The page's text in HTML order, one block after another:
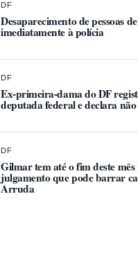
DF
Desaparecimento de pessoas
imediatamente à polícia
DF
Ex-primeira-dama do DF
deputada federal e declara
DF
Gilmar tem até o fim deste
julgamento que pode barrar
Arruda